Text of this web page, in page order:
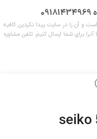
و آن را در سایت پیدا نکردین کافیه
برای شما ارسال کنیم. تلفن مشاوره